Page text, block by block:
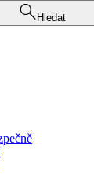
Hledat